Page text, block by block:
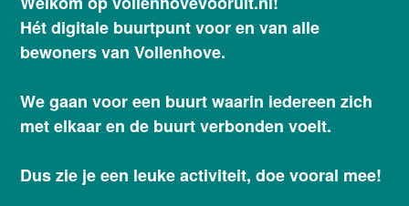
Hét digitale buurtpunt voor en van alle
bewoners van Vollenhove.
We gaan voor een buurt waarin iedereen zich
met elkaar en de buurt verbonden voelt.
Dus zie je een leuke activiteit, doe vooral mee!